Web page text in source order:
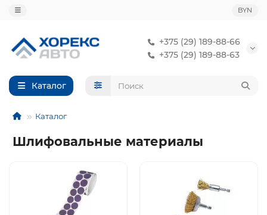
BYN
+375 (29) 189-88-66
+375 (29) 189-88-63
Каталог
Каталог
Шлифовальные материалы